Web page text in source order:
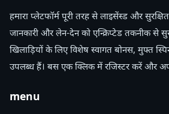
हमारा प्लेटफॉर्म पूरी तरह से लाइसेंस्ड और
जानकारी और लेन-देन को एन्क्रिप्टेड तकनीक से
खिलाड़ियों के लिए विशेष स्वागत बोनस, मुफ्त
उपलब्ध हैं। बस एक क्लिक में रजिस्टर करें और
menu